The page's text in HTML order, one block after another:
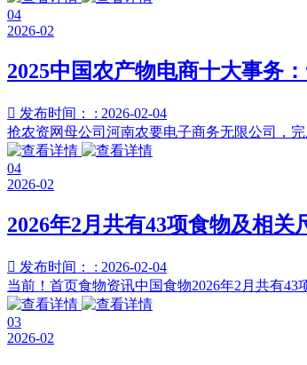
04
2026-02
2025中国农产物电商十大事务
 发布时间： : 2026-02-04
抢农资网母公司河南农要电子商务无限公司，
04
2026-02
2026年2月共有43项食物及相关
 发布时间： : 2026-02-04
当前！首页食物资讯中国食物2026年2月共有
03
2026-02